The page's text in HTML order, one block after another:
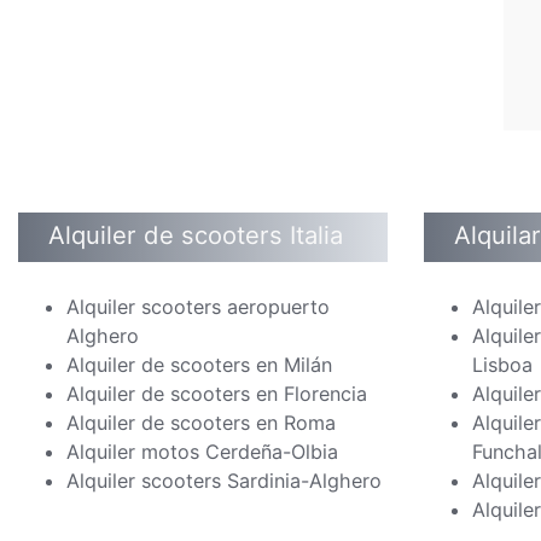
Alquiler de scooters Italia
Alquiler scooters aeropuerto
Alghero
Alquiler de scooters en Milán
Alquiler de scooters en Florencia
Alquiler de scooters en Roma
Alquiler motos Cerdeña-Olbia
Alquiler scooters Sardinia-Alghero
Lisboa
Funchal